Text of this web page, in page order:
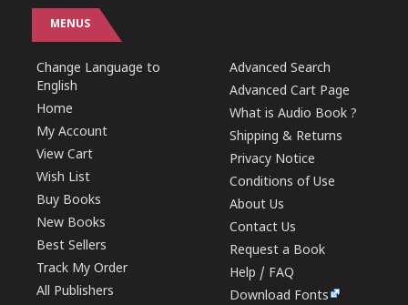
MENUS
Change Language to
English
Home
My Account
View Cart
Wish List
Buy Books
New Books
Best Sellers
Track My Order
All Publishers
Advanced Search
Advanced Cart Page
What is Audio Book ?
Shipping & Returns
Privacy Notice
Conditions of Use
About Us
Contact Us
Request a Book
Help / FAQ
Download Fonts